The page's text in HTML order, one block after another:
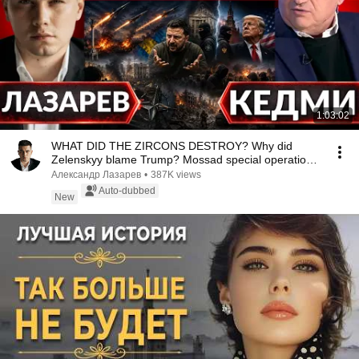
1:03:02
WHAT DID THE ZIRCONS DESTROY? Why did
Zelenskyy blame Trump? Mossad special operations
in MOSCOW ...
Александр Лазарев • 387K views
New
Auto-dubbed